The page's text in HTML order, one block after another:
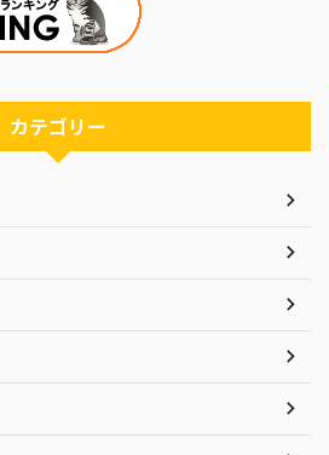
カテゴリー